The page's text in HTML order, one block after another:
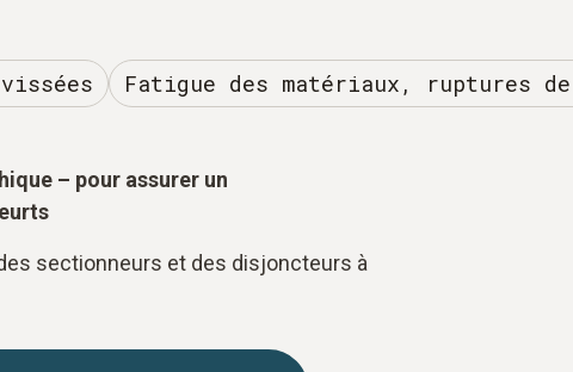
Fatigue des matériaux, ruptures
– pour assurer un
sectionneurs et des disjoncteurs à